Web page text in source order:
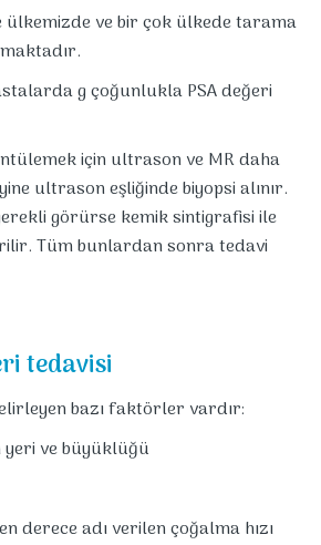
ve bir çok ülkede tarama
g çoğunlukla PSA değeri
için ultrason ve MR daha
ultrason eşliğinde biyopsi alınır.
görürse kemik sintigrafisi ile
Tüm bunlardan sonra tedavi
tedavisi
bazı faktörler vardır:
yeri ve büyüklüğü
derece adı verilen çoğalma hızı